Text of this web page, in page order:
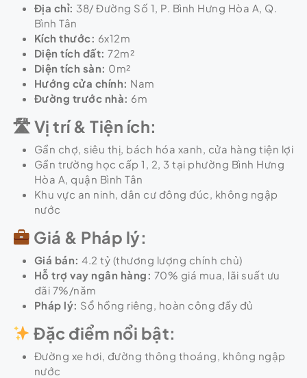
Địa chỉ: 38/ Đường Số 1, P. Bình Hưng Hòa A, Q.
Bình Tân
Kích thước: 6x12m
Diện tích đất: 72m²
Diện tích sàn: 0m²
Hướng cửa chính: Nam
Đường trước nhà: 6m
🛣 Vị trí & Tiện ích:
Gần chợ, siêu thị, bách hóa xanh, cửa hàng tiện lợi
Gần trường học cấp 1, 2, 3 tại phường Bình Hưng
Hòa A, quận Bình Tân
Khu vực an ninh, dân cư đông đúc, không ngập
nước
Giá & Pháp lý:
Giá bán: 4.2 tỷ (thương lượng chính chủ)
Hỗ trợ vay ngân hàng: 70% giá mua, lãi suất ưu
đãi 7%/năm
Pháp lý: Sổ hồng riêng, hoàn công đầy đủ
Đặc điểm nổi bật:
Đường xe hơi, đường thông thoáng, không ngập
nước